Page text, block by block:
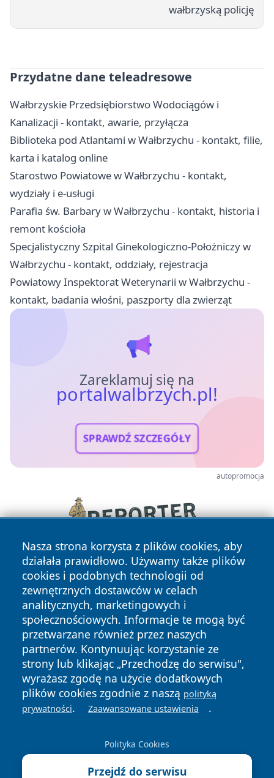
wałbrzyską policję
Przydatne dane teleadresowe
Wałbrzyskie Przedsiębiorstwo Wodociągów i
Kanalizacji - kontakt, awarie, przyłącza
Biblioteka pod Atlantami w Wałbrzychu - kontakt, filie,
karta i katalog online
Starostwo Powiatowe w Wałbrzychu - kontakt,
wydziały i e-usługi
Parafia św. Barbary w Wałbrzychu - kontakt, historia i
remont kościoła
Specjalistyczny Szpital Ginekologiczno-Położniczy w
Wałbrzychu - kontakt, oddziały, rejestracja
Powiatowy Inspektorat Weterynarii w Wałbrzychu -
kontakt, badania włośni, paszporty dla zwierząt
Zareklamuj się na
portalwalbrzych.pl!
SPRAWDŹ SZCZEGÓŁY
autopromocja
Nasza strona korzysta z plików cookies, aby
działała prawidłowo. Używamy także plików
cookies i podobnych technologii od
zewnętrznych dostawców w celach
analitycznych, marketingowych i
społecznościowych. Informacje te mogą być
przetwarzane również przez naszych
partnerów. Kontynuując korzystanie ze
strony lub klikając „Przechodzę do serwisu",
wyrażasz zgodę na użycie dodatkowych
plików cookies zgodnie z naszą polityką
prywatności. Zaawansowane ustawienia .
Polityka Cookies
Przejdź do serwisu
Copyright © 2026 portalwalbrzych.pl Wszystkie prawa
zastrzeżone.
News Autorzy
Polityka
Prywatności
Polityka
Cookies